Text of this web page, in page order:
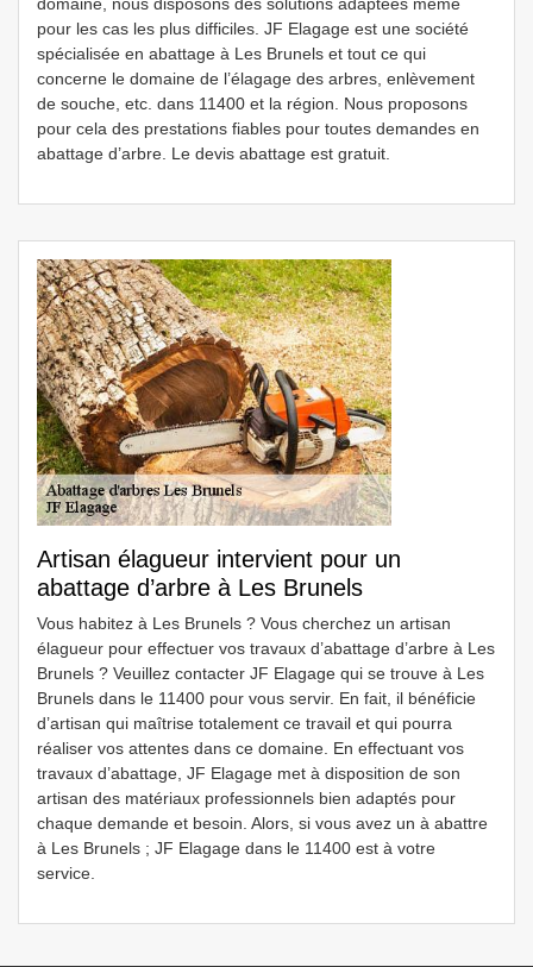
pour les cas les plus difficiles. JF Elagage est une société
spécialisée en abattage à Les Brunels et tout ce qui
concerne le domaine de l’élagage des arbres, enlèvement
de souche, etc. dans 11400 et la région. Nous proposons
pour cela des prestations fiables pour toutes demandes en
abattage d’arbre. Le devis abattage est gratuit.
Artisan élagueur intervient pour un
abattage d’arbre à Les Brunels
Vous habitez à Les Brunels ? Vous cherchez un artisan
élagueur pour effectuer vos travaux d’abattage d’arbre à Les
Brunels ? Veuillez contacter JF Elagage qui se trouve à Les
Brunels dans le 11400 pour vous servir. En fait, il bénéficie
d’artisan qui maîtrise totalement ce travail et qui pourra
réaliser vos attentes dans ce domaine. En effectuant vos
travaux d’abattage, JF Elagage met à disposition de son
artisan des matériaux professionnels bien adaptés pour
chaque demande et besoin. Alors, si vous avez un à abattre
à Les Brunels ; JF Elagage dans le 11400 est à votre
service.